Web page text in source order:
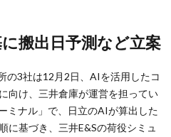
に搬出日予測など立案
の3社は12月2日、AIを活用したコ
向け、三井倉庫が運営を担ってい
ミナル」で、日立のAIが算出した
に基づき、三井E&Sの荷役シミュ